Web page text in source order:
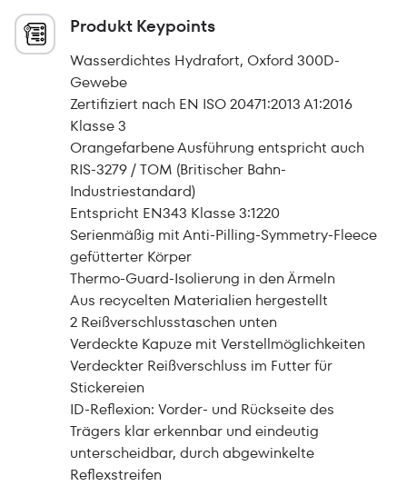
Produkt Keypoints
Wasserdichtes Hydrafort, Oxford 300D-
Gewebe
Zertifiziert nach EN ISO 20471:2013 A1:2016
Klasse 3
Orangefarbene Ausführung entspricht auch
RIS-3279 / TOM (Britischer Bahn-
Industriestandard)
Entspricht EN343 Klasse 3:1220
Serienmäßig mit Anti-Pilling-Symmetry-Fleece
gefütterter Körper
Thermo-Guard-Isolierung in den Ärmeln
Aus recycelten Materialien hergestellt
2 Reißverschlusstaschen unten
Verdeckte Kapuze mit Verstellmöglichkeiten
Verdeckter Reißverschluss im Futter für
Stickereien
ID-Reflexion: Vorder- und Rückseite des
Trägers klar erkennbar und eindeutig
unterscheidbar, durch abgewinkelte
Reflexstreifen